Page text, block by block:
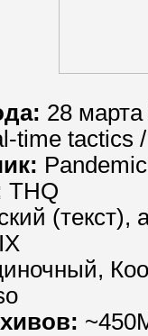
28
time tactics
THQ
(текст),